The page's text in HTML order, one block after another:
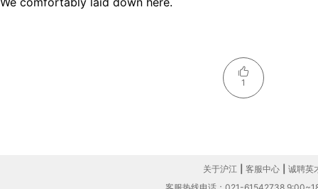
1
关于沪江 客服中心
诚聘英